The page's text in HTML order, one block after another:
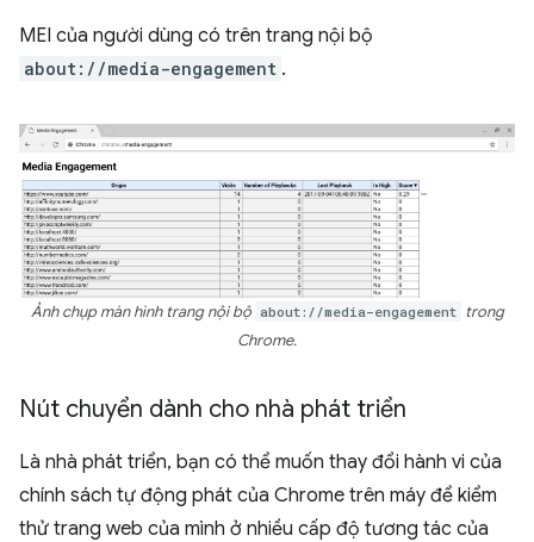
MEI của người dùng có trên trang nội bộ
about://media-engagement .
Ảnh chụp màn hình trang nội bộ about://media-engagement
trong
Chrome.
Nút chuyển dành cho nhà phát triển
Là nhà phát triển, bạn có thể muốn thay đổi hành vi của
chính sách tự động phát của Chrome trên máy để kiểm
thử trang web của mình ở nhiều cấp độ tương tác của